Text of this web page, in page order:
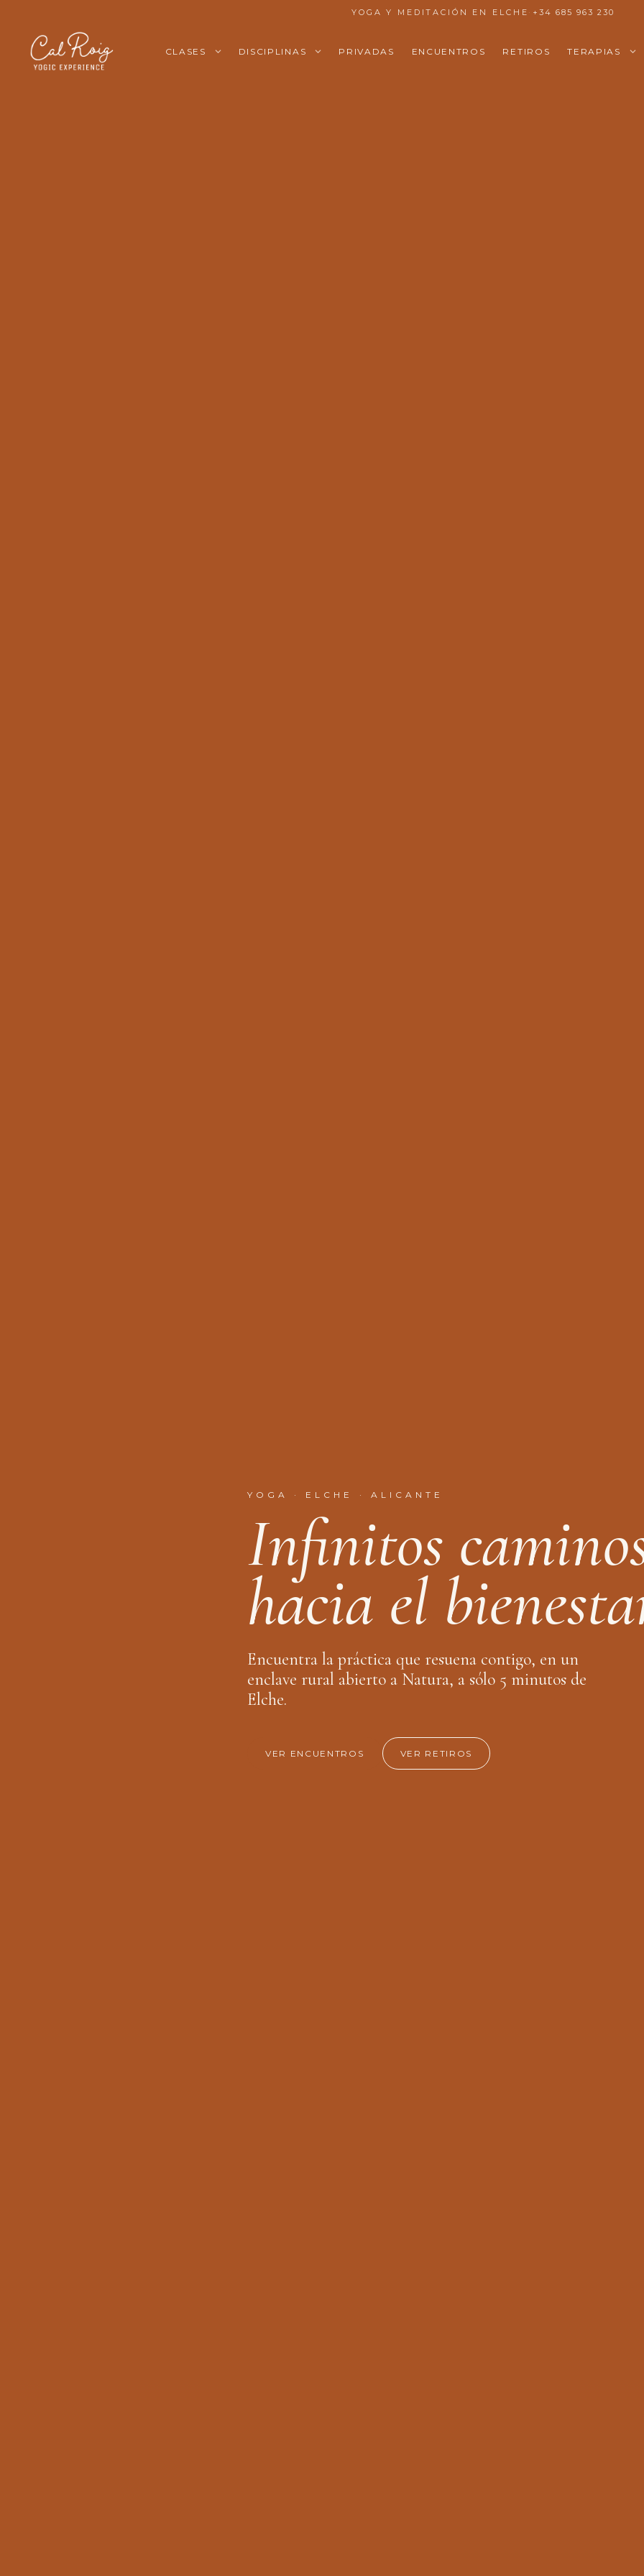
YOGA Y MEDITACIÓN EN ELCHE · +34 685 963 230
CLASES DISCIPLINAS PRIVADAS ENCUENTROS RETIROS TERAPIAS
YOGA · ELCHE · ALICANTE
Infnitos camino
hacia el bienesta
Encuentra la práctica que resuena contigo, en un
enclave rural abierto a Natura, a sólo 5 minutos de
Elche.
VER ENCUENTROS VER RETIROS